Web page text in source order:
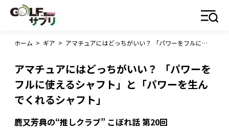
ホーム > ギア > アマチュアにはどっちがいい？ 「パワーをフルに使えるシャフト」と「パワーを生んでくれるシャフト」
アマチュアにはどっちがいい？ 「パワーを
フルに使えるシャフト」と「パワーを生ん
でくれるシャフト」
鹿又芳典の“推しクラブ” こぼれ話 第20回